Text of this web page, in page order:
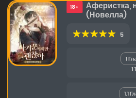
18+
Аферистка,
(Новелла)
5
1
1
1.1